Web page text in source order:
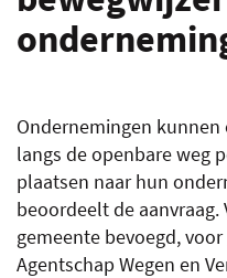
Ondernemingen kunnen
langs de openbare weg
plaatsen naar hun
beoordeelt de
gemeente bevoegd,
Agentschap Wegen en